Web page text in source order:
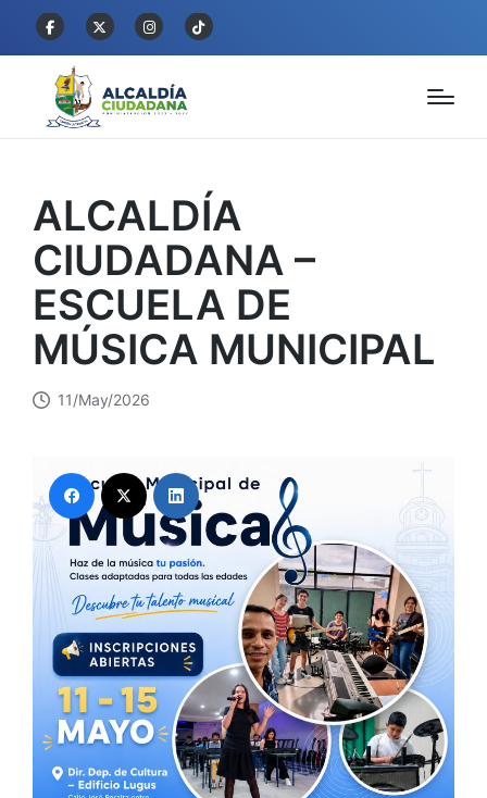
ALCALDÍA
CIUDADANA –
ESCUELA DE
MÚSICA MUNICIPAL
11/May/2026